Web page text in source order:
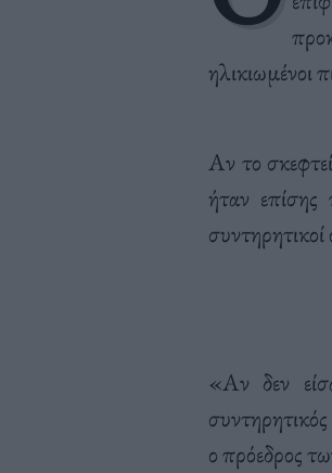
ηλικιωμένοι
Αν το
ήταν επίσης
«Αν δεν
ο πρόεδρος